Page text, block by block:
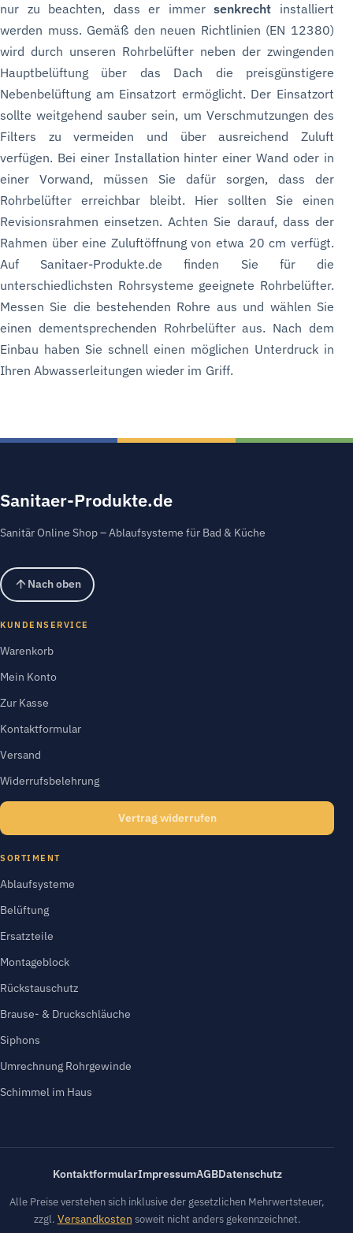
nur zu beachten, dass er immersenkrecht installiert
werden muss. Gemäß den neuen Richtlinien (EN 12380)
wird durch unseren Rohrbelüfter neben der zwingenden
Hauptbelüftung über das Dach die preisgünstigere
Nebenbelüftung am Einsatzort ermöglicht. Der Einsatzort
sollte weitgehend sauber sein, um Verschmutzungen des
Filters zu vermeiden und über ausreichend Zuluft
verfügen. Bei einer Installation hinter einer Wand oder in
einer Vorwand, müssen Sie dafür sorgen, dass der
Rohrbelüfter erreichbar bleibt. Hier sollten Sie einen
Revisionsrahmen einsetzen. Achten Sie darauf, dass der
Rahmen über eine Zuluftöffnung von etwa 20 cm verfügt.
Auf Sanitaer-Produkte.de finden Sie für die
unterschiedlichsten Rohrsysteme geeignete Rohrbelüfter.
Messen Sie die bestehenden Rohre aus und wählen Sie
einen dementsprechenden Rohrbelüfter aus. Nach dem
Einbau haben Sie schnell einen möglichen Unterdruck in
Ihren Abwasserleitungen wieder im Griff.
Sanitaer-Produkte.de
Sanitär Online Shop – Ablaufsysteme für Bad & Küche
Nach oben
KUNDENSERVICE
Warenkorb
Mein Konto
Zur Kasse
Kontaktformular
Versand
Widerrufsbelehrung
Vertrag widerrufen
SORTIMENT
Ablaufsysteme
Belüftung
Ersatzteile
Montageblock
Rückstauschutz
Brause- & Druckschläuche
Siphons
Umrechnung Rohrgewinde
Schimmel im Haus
KontaktformularImpressumAGBDatenschutz
Alle Preise verstehen sich inklusive der gesetzlichen Mehrwertsteuer,
zzgl. Versandkosten soweit nicht anders gekennzeichnet.